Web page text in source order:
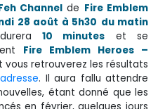
Channel de Fire Emblem
28 août à 5h30 du matin
10 minutes et se
Fire Emblem Heroes –
vous retrouverez les résultats
. Il aura fallu attendre
étant donné que les
en février, quelques jours